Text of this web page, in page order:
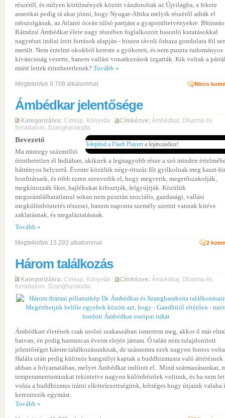
részéről, és milyen körülmények között vándoroltak az Újvilágba, a fekete
amerikai pedig rá akar jönni, hogy Nyugat-Afrika melyik részéről adták el
rabszolgának, az Atlanti óceán túlsó partjára a gyapotültetvényekre. Bhímráo
Rámdzsí Ámbédkar élete nagy részében foglalkozott hasonló kutatásokkal
nagyrészt indiai írott források alapján - hiszen távoli őshaza gondolata föl
merült. Nem érzelmi okokból kereste a gyökereit, és nem puszta tudományos
kíváncsiság vezette, hanem vallási vonatkozások izgatták. Kik voltak a
miért lettek érinthetetlenek? Tovább »
Nincs
Megtekintve 9.708 alkalommal
Ámbédkar jelentősége
Kategorizálva: Címlap, Könyvtár Címkézve: Ámbédkar, Dharma és
forradalom, Szangharaksita
Telepítsd a Flash Playert a lejátszáshoz!
Bevezető
Ma mintegy százmillió
érinthetetlen él Indiában, akiknek a legnagyobb része a szó minden
hátrányos helyzetű. Évente közülük négy-ötszáz főt gyilkolnak meg kaszt-
honfitársaik, és több ezren szenvedik el, hogy megverik, megerőszakolják,
megkínozzák őket, hajlékukat kifosztják, felgyújtják. Közülük
megszámlálhatatlanul sokan nem pusztán szociális, gazdasági, vallási
megkülönböztetés részesei, hanem naponta személy szerint vannak kitéve
zaklatásnak, és megaláztatásnak.
Tovább »
2
Megtekintve 13.293 alkalommal
Három találkozás
Kategorizálva: Címlap, Könyvtár Címkézve: Ámbédkar, Dharma és
forradalom, Szangharaksita
Ámbédkart életének csak utolsó szakaszában ismertem meg, akkor ő már
hatvan, én pedig harmincas éveim elején jártam. Ő talán nem tulajdonított
jelentőséget három találkozásunknak, de számomra ezek nagyon fontos
Halála után pedig különös hangsúlyt kaptak a buddhizmusra való áttérésnek
abban a folyamatában, melyet Ámbédkar indított el. Mind származásunkat,
temperamentumunkat tekintetve nagyon különbözőek voltunk, és ha nem
volna a buddhizmus iránti elkötelezettségünk, kétséges hogy útjaink valaha
keresztezik egymást.
Tovább »